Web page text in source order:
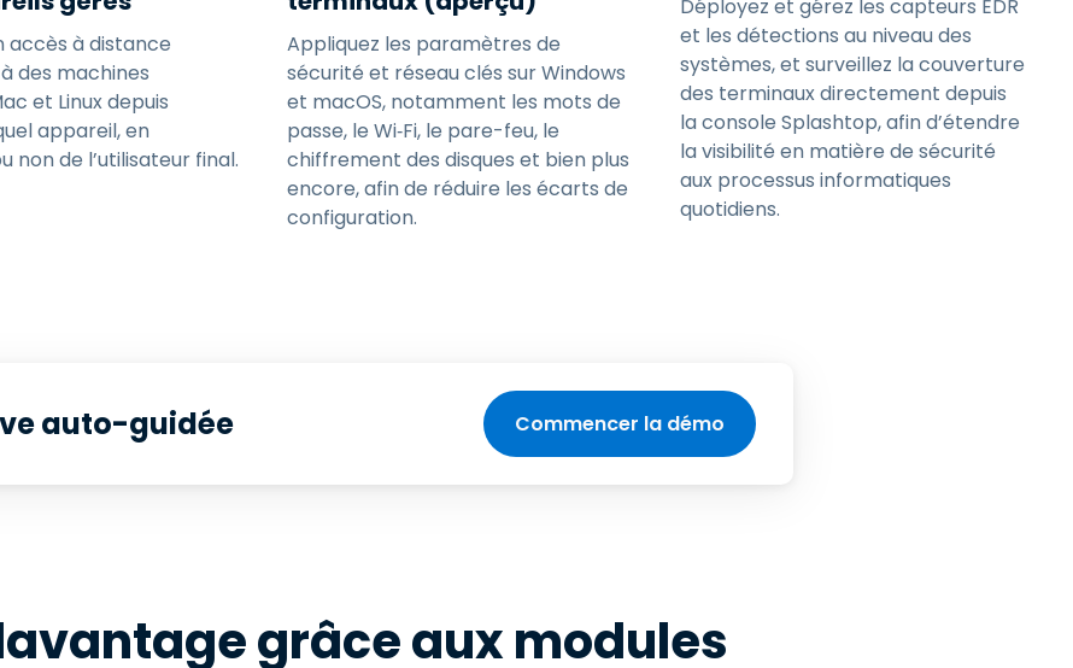
accès à distance
des machines
et Linux depuis
appareil, en
non de l’utilisateur final.
Appliquez les paramètres de
sécurité et réseau clés sur Windows
et macOS, notamment les mots de
passe, le Wi‑Fi, le pare-feu, le
chiffrement des disques et bien plus
encore, afin de réduire les écarts de
configuration.
Déployez et gérez les capteurs EDR
et les détections au niveau des
systèmes, et surveillez la couverture
des terminaux directement depuis
la console Splashtop, afin d’étendre
la visibilité en matière de sécurité
aux processus informatiques
quotidiens.
auto-guidée Commencer la démo
grâce aux modules